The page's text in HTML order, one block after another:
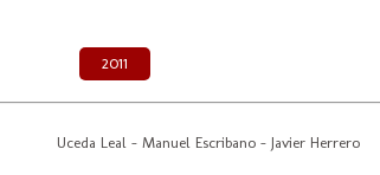
2011
Uceda Leal - Manuel Escribano - Javier Herrero